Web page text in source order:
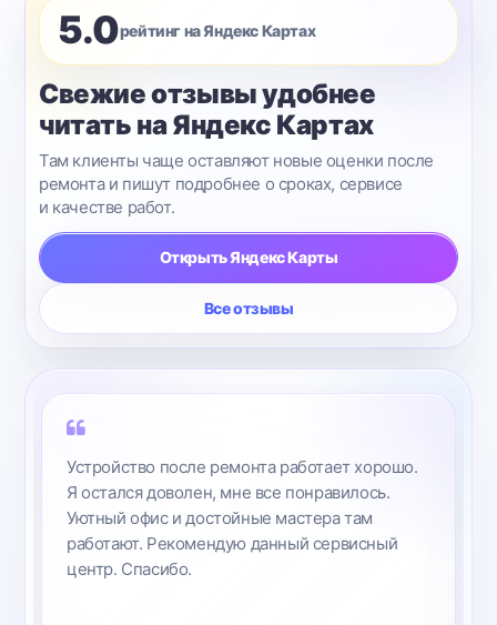
5.0рейтинг на Яндекс Картах
Свежие отзывы удобнее
читать на Яндекс Картах
Там клиенты чаще оставляют новые оценки после
ремонта и пишут подробнее о сроках, сервисе
и качестве работ.
Открыть Яндекс Карты
Все отзывы
Заменили экран на моем устройстве.
Оперативно и без лишних слов все сделали,
сразу видно, что работают профессионалы
в своем деле. Спасибо.